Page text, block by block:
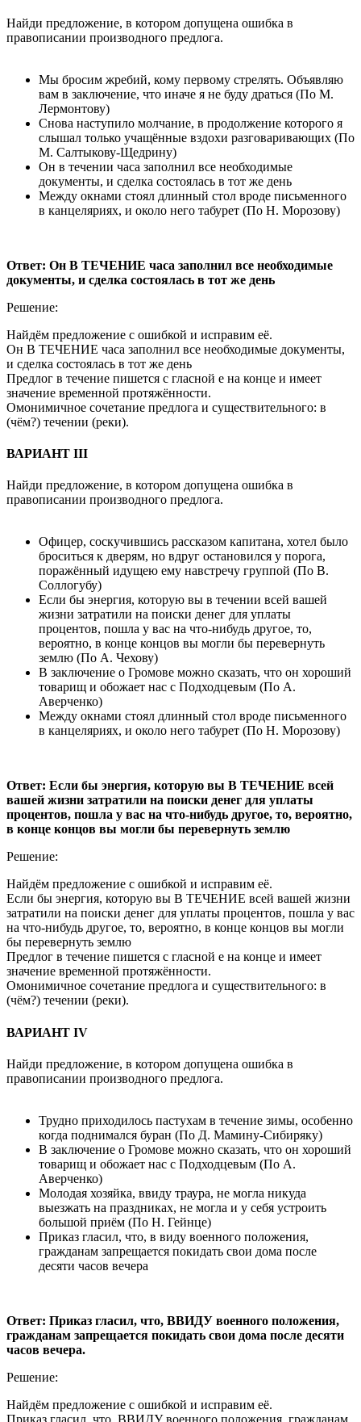
Найди предложение, в котором допущена ошибка в
правописании производного предлога.
Мы бросим жребий, кому первому стрелять. Объявляю
вам в заключение, что иначе я не буду драться (По М.
Лермонтову)
Снова наступило молчание, в продолжение которого я
слышал только учащённые вздохи разговаривающих (По
М. Салтыкову-Щедрину)
Он в течении часа заполнил все необходимые
документы, и сделка состоялась в тот же день
Между окнами стоял длинный стол вроде письменного
в канцеляриях, и около него табурет (По Н. Морозову)
Ответ: Он В ТЕЧЕНИЕ часа заполнил все необходимые
документы, и сделка состоялась в тот же день
Решение:
Найдём предложение с ошибкой и исправим её.
Он В ТЕЧЕНИЕ часа заполнил все необходимые документы,
и сделка состоялась в тот же день
Предлог в течение пишется с гласной е на конце и имеет
значение временной протяжённости.
Омонимичное сочетание предлога и существительного: в
(чём?) течении (реки).
ВАРИАНТ III
Найди предложение, в котором допущена ошибка в
правописании производного предлога.
Офицер, соскучившись рассказом капитана, хотел было
броситься к дверям, но вдруг остановился у порога,
поражённый идущею ему навстречу группой (По В.
Соллогубу)
Если бы энергия, которую вы в течении всей вашей
жизни затратили на поиски денег для уплаты
процентов, пошла у вас на что-нибудь другое, то,
вероятно, в конце концов вы могли бы перевернуть
землю (По А. Чехову)
В заключение о Громове можно сказать, что он хороший
товарищ и обожает нас с Подходцевым (По А.
Аверченко)
Между окнами стоял длинный стол вроде письменного
в канцеляриях, и около него табурет (По Н. Морозову)
Ответ: Если бы энергия, которую вы В ТЕЧЕНИЕ всей
вашей жизни затратили на поиски денег для уплаты
процентов, пошла у вас на что-нибудь другое, то, вероятно,
в конце концов вы могли бы перевернуть землю
Решение:
Найдём предложение с ошибкой и исправим её.
Если бы энергия, которую вы В ТЕЧЕНИЕ всей вашей жизни
затратили на поиски денег для уплаты процентов, пошла у вас
на что-нибудь другое, то, вероятно, в конце концов вы могли
бы перевернуть землю
Предлог в течение пишется с гласной е на конце и имеет
значение временной протяжённости.
Омонимичное сочетание предлога и существительного: в
(чём?) течении (реки).
ВАРИАНТ IV
Найди предложение, в котором допущена ошибка в
правописании производного предлога.
Трудно приходилось пастухам в течение зимы, особенно
когда поднимался буран (По Д. Мамину-Сибиряку)
В заключение о Громове можно сказать, что он хороший
товарищ и обожает нас с Подходцевым (По А.
Аверченко)
Молодая хозяйка, ввиду траура, не могла никуда
выезжать на праздниках, не могла и у себя устроить
большой приём (По Н. Гейнце)
Приказ гласил, что, в виду военного положения,
гражданам запрещается покидать свои дома после
десяти часов вечера
Ответ: Приказ гласил, что, ВВИДУ военного положения,
гражданам запрещается покидать свои дома после десяти
часов вечера.
Решение:
Найдём предложение с ошибкой и исправим её.
Приказ гласил, что, ВВИДУ военного положения, гражданам